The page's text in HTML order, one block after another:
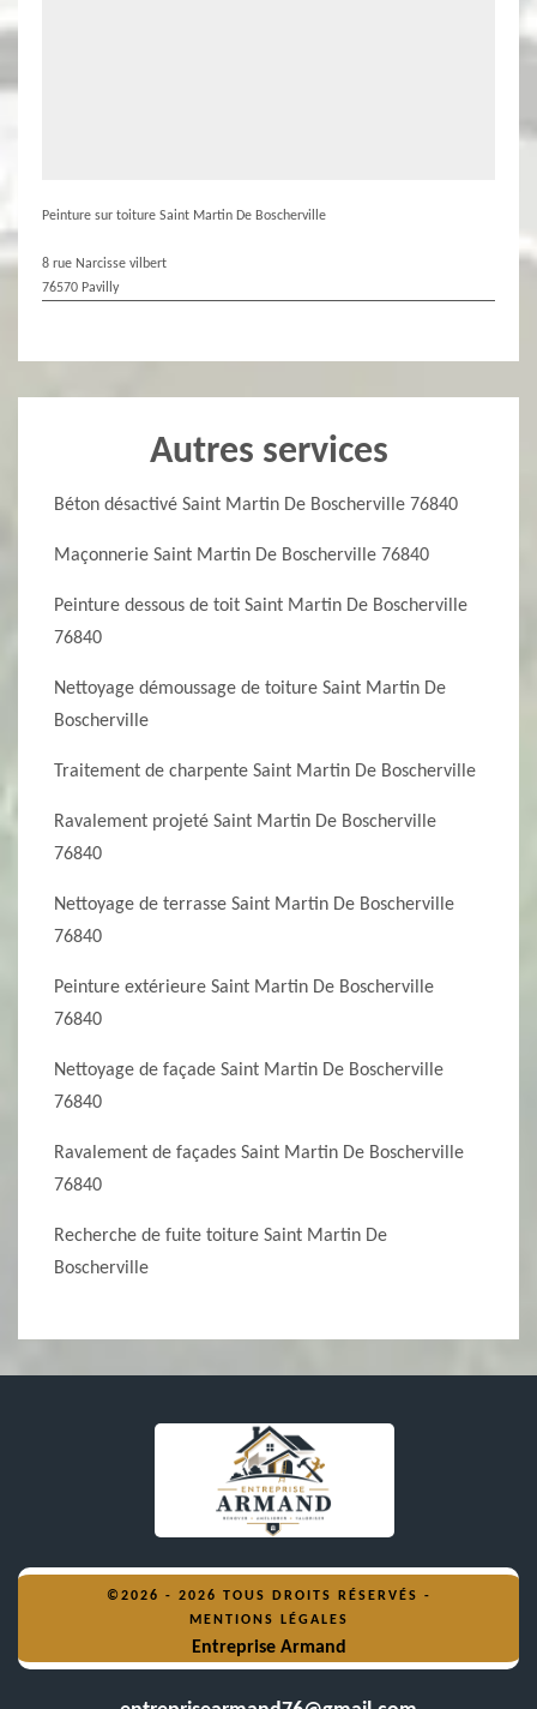
Peinture sur toiture Saint Martin De Boscherville
8 rue Narcisse vilbert
76570 Pavilly
Autres services
Béton désactivé Saint Martin De Boscherville 76840
Maçonnerie Saint Martin De Boscherville 76840
Peinture dessous de toit Saint Martin De Boscherville
76840
Nettoyage démoussage de toiture Saint Martin De
Boscherville
Traitement de charpente Saint Martin De Boscherville
Ravalement projeté Saint Martin De Boscherville
76840
Nettoyage de terrasse Saint Martin De Boscherville
76840
Peinture extérieure Saint Martin De Boscherville
76840
Nettoyage de façade Saint Martin De Boscherville
76840
Ravalement de façades Saint Martin De Boscherville
76840
Recherche de fuite toiture Saint Martin De
Boscherville
©2026 - 2026 TOUS DROITS RÉSERVÉS -
MENTIONS LÉGALES
Entreprise Armand